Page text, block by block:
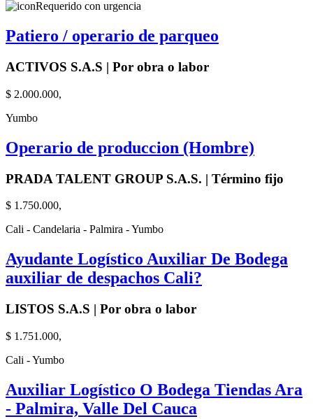
Requerido con urgencia
Patiero / operario de parqueo
ACTIVOS S.A.S | Por obra o labor
$ 2.000.000,
Yumbo
Operario de produccion (Hombre)
PRADA TALENT GROUP S.A.S. | Término fijo
$ 1.750.000,
Cali - Candelaria - Palmira - Yumbo
Ayudante Logístico Auxiliar De Bodega
auxiliar de despachos Cali?
LISTOS S.A.S | Por obra o labor
$ 1.751.000,
Cali - Yumbo
Auxiliar Logístico O Bodega Tiendas Ara
- Palmira, Valle Del Cauca